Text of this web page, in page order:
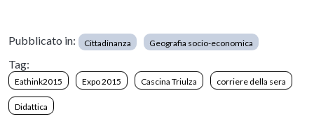
Pubblicato in: Cittadinanza Geografia socio-economica
Tag:
Eathink2015 Expo 2015 Cascina Triulza corriere della sera
Didattica